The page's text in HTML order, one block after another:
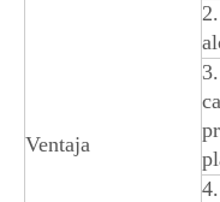
Ventaja